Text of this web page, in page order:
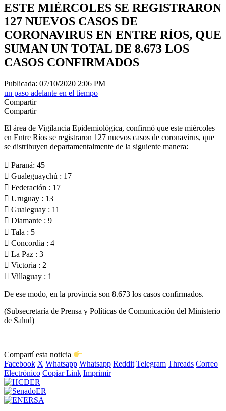
ESTE MIÉRCOLES SE REGISTRARON
127 NUEVOS CASOS DE
CORONAVIRUS EN ENTRE RÍOS, QUE
SUMAN UN TOTAL DE 8.673 LOS
CASOS CONFIRMADOS
Publicada: 07/10/2020 2:06 PM
un paso adelante en el tiempo
Compartir
Compartir
El área de Vigilancia Epidemiológica, confirmó que este miércoles
en Entre Ríos se registraron 127 nuevos casos de coronavirus, que
se distribuyen departamentalmente de la siguiente manera:
 Paraná: 45
 Gualeguaychú : 17
 Federación : 17
 Uruguay : 13
 Gualeguay : 11
 Diamante : 9
 Tala : 5
 Concordia : 4
 La Paz : 3
 Victoria : 2
 Villaguay : 1
De ese modo, en la provincia son 8.673 los casos confirmados.
(Subsecretaría de Prensa y Políticas de Comunicación del Ministerio
de Salud)
Compartí esta noticia
Facebook X Whatsapp Whatsapp Reddit Telegram Threads Correo
Electrónico Copiar Link Imprimir